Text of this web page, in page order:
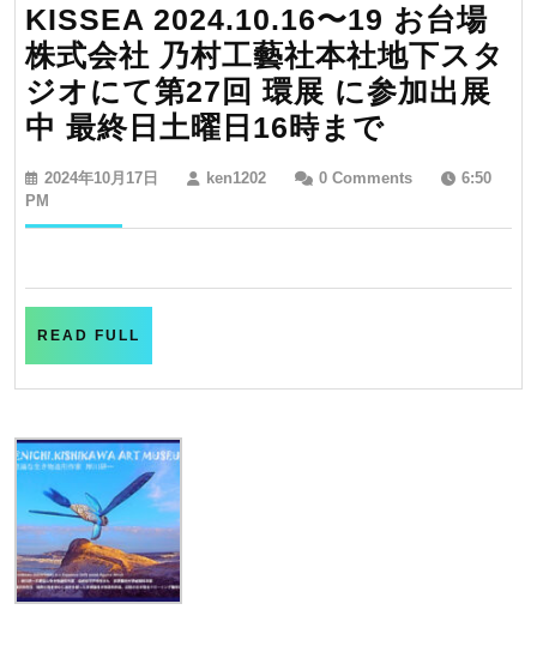
KISSEA 2024.10.16〜19 お台場
株式会社 乃村工藝社本社地下スタ
ジオにて第27回 環展 に参加出展
中 最終日土曜日16時までKISSEA
お
2024年10月17日 2024
日
ken1202ken12020 Comments
6:50
PM
READ FULL